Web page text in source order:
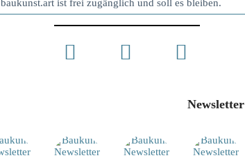
baukunst.art ist frei zugänglich und soll es bleiben.
Newsletter